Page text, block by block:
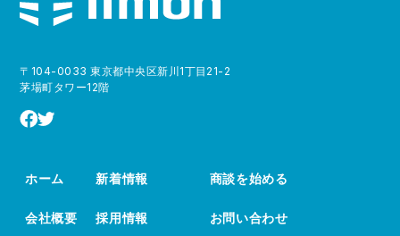
〒104-0033 東京都中央区新川1丁目21-2
茅場町タワー12階
ホーム
会社概要
新着情報
採用情報
商談を始める
お問い合わせ